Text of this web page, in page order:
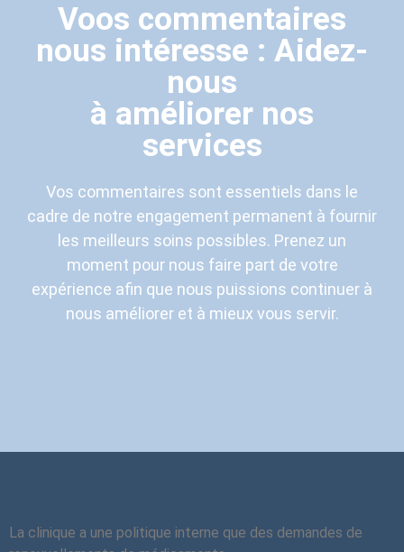
Voos commentaires
nous intéresse : Aidez-
nous
à améliorer nos
services
Vos commentaires sont essentiels dans le
cadre de notre engagement permanent à fournir
les meilleurs soins possibles. Prenez un
moment pour nous faire part de votre
expérience afin que nous puissions continuer à
nous améliorer et à mieux vous servir.
La clinique a une politique interne que des demandes de